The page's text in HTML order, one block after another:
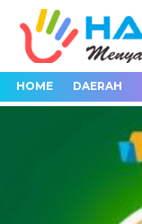
HOME DAERAH